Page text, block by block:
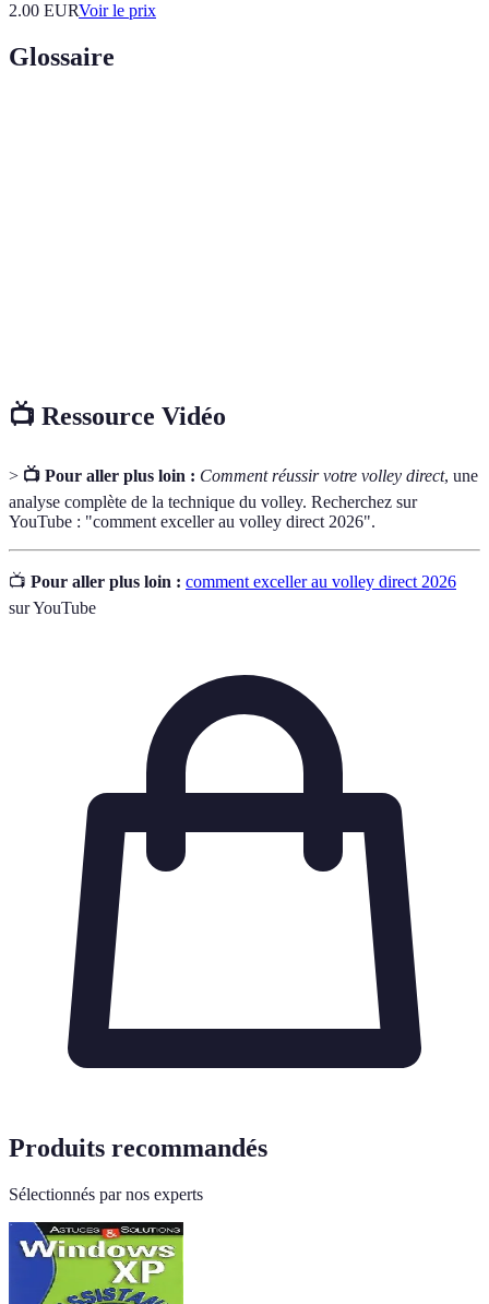
2.00 EURVoir le prix
Glossaire
📺 Ressource Vidéo
> 📺 Pour aller plus loin : Comment réussir votre volley direct, une
analyse complète de la technique du volley. Recherchez sur
YouTube : "comment exceller au volley direct 2026".
📺 Pour aller plus loin : comment exceller au volley direct 2026
sur YouTube
Produits recommandés
Sélectionnés par nos experts